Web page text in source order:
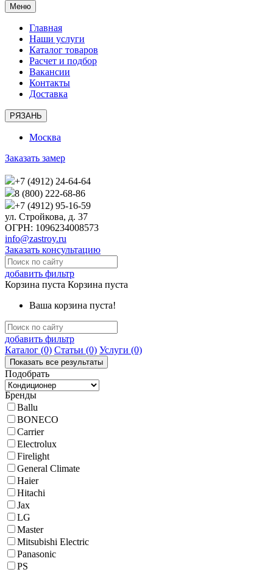
Меню
Главная
Наши услуги
Каталог товаров
Расчет и подбор
Вакансии
Контакты
Доставка
РЯЗАНЬ
Москва
Заказать замер
+7 (4912) 24-64-64
8 (800) 222-68-86
+7 (4912) 95-16-59
ул. Стройкова, д. 37
ОГРН: 1096234008573
info@zastroy.ru
Заказать консультацию
добавить фильтр
Корзина пуста Корзина пуста
Ваша корзина пуста!
добавить фильтр
Каталог (0) Статьи (0) Услуги (0)
Подобрать
Бренды
Ballu
BONECO
Carrier
Electrolux
Firelight
General Climate
Haier
Hitachi
Jax
LG
Master
Mitsubishi Electric
Panasonic
PS